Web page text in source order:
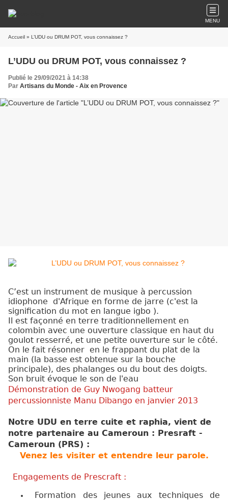
MENU
Accueil » L’UDU ou DRUM POT, vous connaissez ?
L’UDU ou DRUM POT, vous connaissez ?
Publié le 29/09/2021 à 14:38
Par Artisans du Monde - Aix en Provence
C’est un instrument de musique à percussion
idiophone d'Afrique en forme de jarre (c'est la
signification du mot en langue igbo ).
Il est façonné en terre traditionnellement en
colombin avec une ouverture classique en haut du
goulot resserré, et une petite ouverture sur le côté.
On le fait résonner en le frappant du plat de la
main (la basse est obtenue sur la bouche
principale), des phalanges ou du bout des doigts.
Son bruit évoque le son de l'eau
Démonstration de Guy Nwogang batteur
percussionniste Manu Dibango en janvier 2013
Notre UDU en terre cuite et raphia, vient de
notre partenaire au Cameroun : Presraft -
Cameroun (PRS) :
Venez les visiter et entendre leur parole.
Engagements de Prescraft :
Formation des jeunes aux techniques de